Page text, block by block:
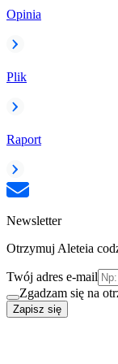
Opinia
Plik
Raport
Newsletter
Otrzymuj Aleteia
Twój adres e-mail
Zgadzam się na
Zapisz się